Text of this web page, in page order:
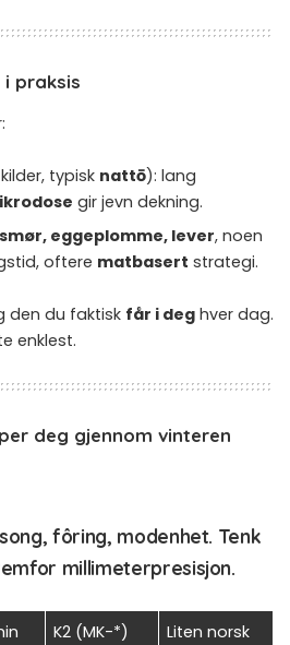
i praksis
typisk nattō): lang
gir jevn dekning.
smør, eggeplomme, lever, noen
oftere matbasert strategi.
den du faktisk får i deg hver dag.
enklest.
deg gjennom vinteren
fôring, modenhet. Tenk
millimeterpresisjon.
K2 (MK-*)
Liten norsk